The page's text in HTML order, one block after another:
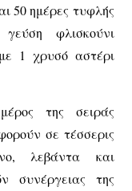
50 ημέρες τυφλής
φλισκούνι
1 χρυσό αστέρι
της σειράς
σε τέσσερις
λεβάντα και
συνέργειας της